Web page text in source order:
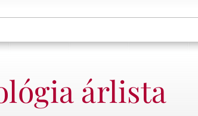
árlista